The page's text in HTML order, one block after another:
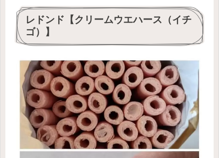
レドンド【クリームウエハース（イチ
ゴ）】